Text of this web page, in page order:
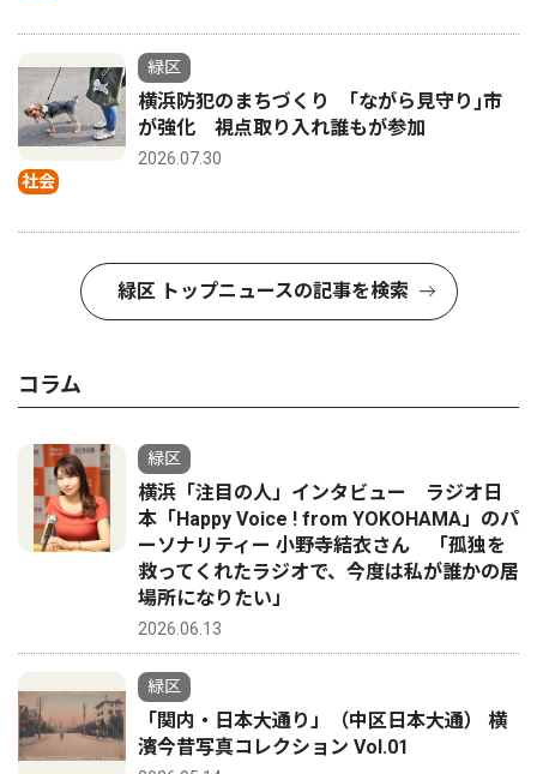
社会
緑区
横浜防犯のまちづくり ｢ながら見守り｣市
が強化 視点取り入れ誰もが参加
2026.07.30
緑区 トップニュースの記事を検索
コラム
緑区
横浜「注目の人」インタビュー ラジオ日
本「Happy Voice ! from YOKOHAMA」のパ
ーソナリティー 小野寺結衣さん 「孤独を
救ってくれたラジオで、今度は私が誰かの居
場所になりたい」
2026.06.13
緑区
「関内・日本大通り」（中区日本大通） 横
濱今昔写真コレクション Vol.01